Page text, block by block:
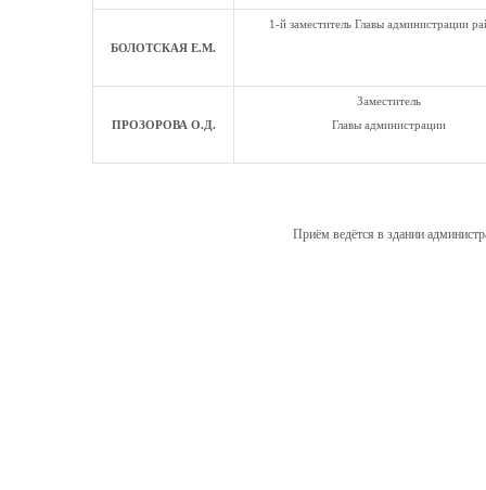
БОЛОТСКАЯ Е.М.
1-й заместитель Главы администрации
ПРОЗОРОВА О.Д.
Заместитель
Главы администрации
Приём ведётся в здании